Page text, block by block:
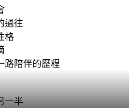
過往
格
路陪伴的歷程
一半